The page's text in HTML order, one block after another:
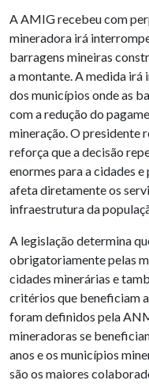
A AMIG recebeu com
mineradora irá
barragens mineiras
a montante. A medida
dos municípios onde as
com a redução do
mineração. O presidente
reforça que a decisão
enormes para a cidades
afeta diretamente os
infraestrutura da
A legislação determina
obrigatoriamente pelas
cidades minerárias e
critérios que beneficiam
foram definidos pela
mineradoras se
anos e os municípios
são os maiores